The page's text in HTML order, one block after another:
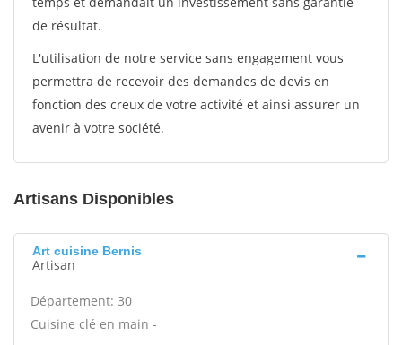
de résultat.
L'utilisation de notre service sans engagement vous
permettra de recevoir des demandes de devis en
fonction des creux de votre activité et ainsi assurer un
avenir à votre société.
Artisans Disponibles
Art cuisine Bernis
Artisan
Département: 30
Cuisine clé en main -